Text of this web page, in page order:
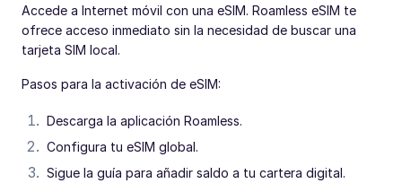
Accede a Internet móvil con una eSIM. Roamless eSIM te
ofrece acceso inmediato sin la necesidad de buscar una
tarjeta SIM local.
Pasos para la activación de eSIM:
Descarga la aplicación Roamless.
Configura tu eSIM global.
Sigue la guía para añadir saldo a tu cartera digital.